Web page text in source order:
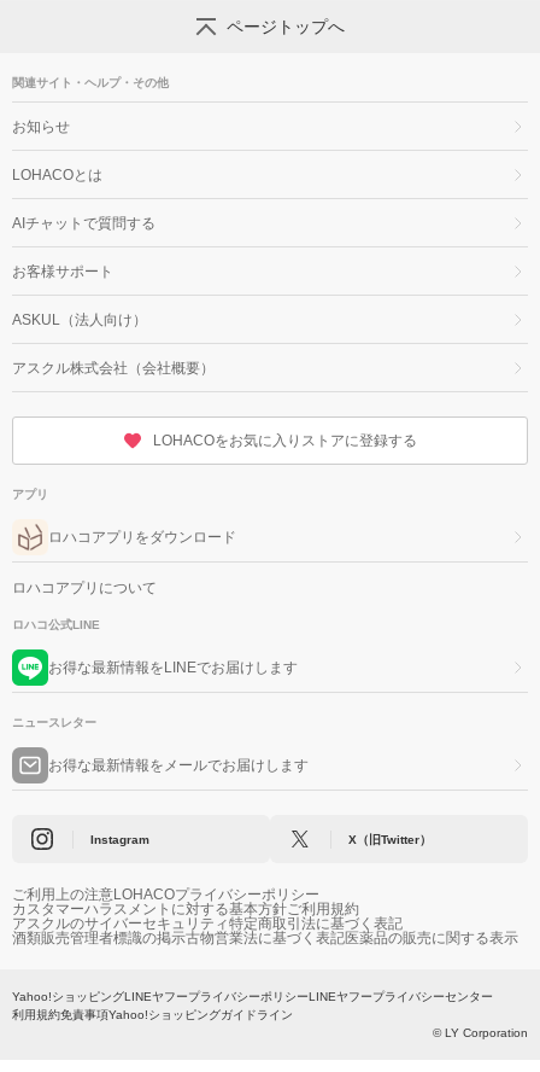
ページトップへ
関連サイト・ヘルプ・その他
お知らせ
LOHACOとは
AIチャットで質問する
お客様サポート
ASKUL（法人向け）
アスクル株式会社（会社概要）
LOHACOをお気に入りストアに登録する
アプリ
ロハコアプリをダウンロード
ロハコアプリについて
ロハコ公式LINE
お得な最新情報をLINEでお届けします
ニュースレター
お得な最新情報をメールでお届けします
Instagram X（旧Twitter）
ご利用上の注意LOHACOプライバシーポリシー
カスタマーハラスメントに対する基本方針ご利用規約
アスクルのサイバーセキュリティ特定商取引法に基づく表記
酒類販売管理者標識の掲示古物営業法に基づく表記医薬品の販売に関する表示
Yahoo!ショッピングLINEヤフープライバシーポリシーLINEヤフープライバシーセンター
利用規約免責事項Yahoo!ショッピングガイドライン
© LY Corporation